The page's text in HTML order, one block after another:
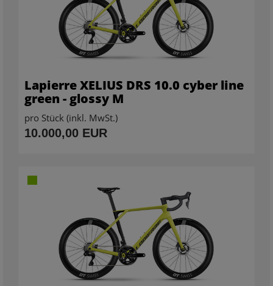
Lapierre XELIUS DRS 10.0 cyber line
green - glossy M
pro Stück (inkl. MwSt.)
10.000,00 EUR